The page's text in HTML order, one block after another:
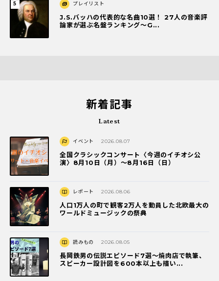
プレイリスト
J.S.バッハの代表的な名曲10選！ 27人の音楽評
論家が選ぶ名盤ランキング〜G...
新着記事
Latest
イベント 2026.08.07
全国クラシックコンサート〈今週のイチオシ公
演〉8月10日（月）～8月16日（日）
レポート 2026.08.06
人口1万人の町で観客2万人を動員した北欧最大の
ワールドミュージックの祭典
読みもの 2026.08.05
長岡鉄男の伝説エピソード7選〜焼肉店で執筆、
スピーカー設計図を600本以上も描い...